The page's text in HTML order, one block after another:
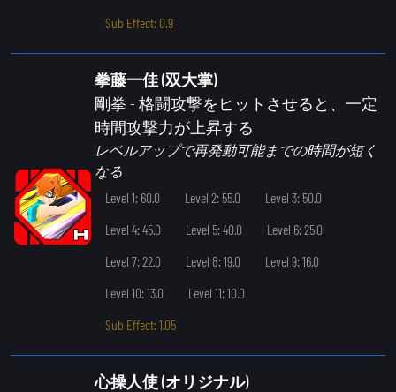
Sub Effect: 0.9
拳藤一佳 (双大掌)
剛拳 - 格闘攻撃をヒットさせると、一定
時間攻撃力が上昇する
レベルアップで再発動可能までの時間が短く
なる
Level 1: 60.0
Level 2: 55.0
Level 3: 50.0
Level 4: 45.0
Level 5: 40.0
Level 6: 25.0
Level 7: 22.0
Level 8: 19.0
Level 9: 16.0
Level 10: 13.0
Level 11: 10.0
Sub Effect: 1.05
心操人使 (オリジナル)